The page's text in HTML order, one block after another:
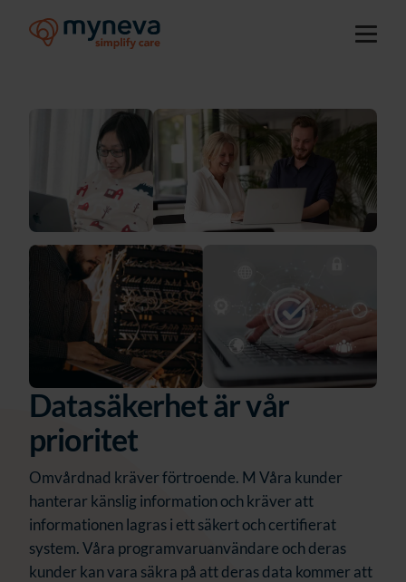
Datasäkerhet är vår
prioritet
Omvårdnad kräver förtroende. M Våra kunder
hanterar känslig information och kräver att
informationen lagras i ett säkert och certifierat
system. Våra programvaruanvändare och deras
kunder kan vara säkra på att deras data kommer att